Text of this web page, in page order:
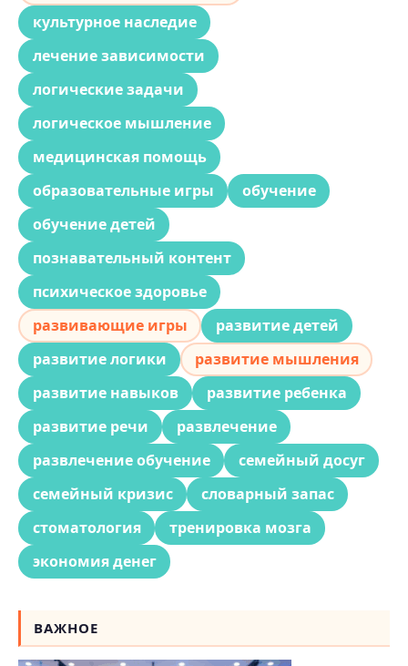
культурное наследие
лечение зависимости
логические задачи
логическое мышление
медицинская помощь
образовательные игры
обучение
обучение детей
познавательный контент
психическое здоровье
развивающие игры
развитие детей
развитие логики
развитие мышления
развитие навыков
развитие ребенка
развитие речи
развлечение
развлечение обучение
семейный досуг
семейный кризис
словарный запас
стоматология
тренировка мозга
экономия денег
ВАЖНОЕ